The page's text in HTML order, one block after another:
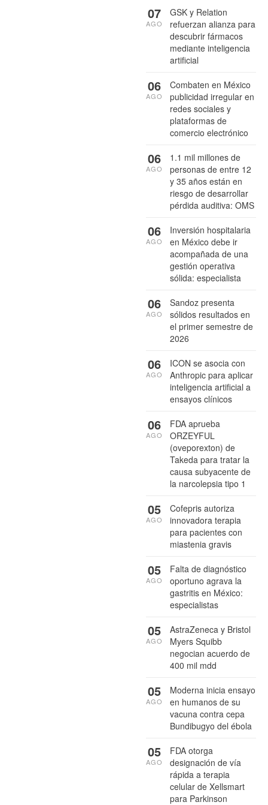
GSK y Relation
refuerzan alianza para
descubrir fármacos
mediante inteligencia
artificial
07
AGO
Combaten en México
publicidad irregular en
redes sociales y
plataformas de
comercio electrónico
06
AGO
1.1 mil millones de
personas de entre 12
y 35 años están en
riesgo de desarrollar
pérdida auditiva: OMS
06
AGO
Inversión hospitalaria
en México debe ir
acompañada de una
gestión operativa
sólida: especialista
06
AGO
Sandoz presenta
sólidos resultados en
el primer semestre de
2026
06
AGO
ICON se asocia con
Anthropic para aplicar
inteligencia artificial a
ensayos clínicos
06
AGO
FDA aprueba
ORZEYFUL
(oveporexton) de
Takeda para tratar la
causa subyacente de
la narcolepsia tipo 1
06
AGO
Cofepris autoriza
innovadora terapia
para pacientes con
miastenia gravis
05
AGO
Falta de diagnóstico
oportuno agrava la
gastritis en México:
especialistas
05
AGO
AstraZeneca y Bristol
Myers Squibb
negocian acuerdo de
400 mil mdd
05
AGO
Moderna inicia ensayo
en humanos de su
vacuna contra cepa
Bundibugyo del ébola
05
AGO
FDA otorga
designación de vía
rápida a terapia
celular de Xellsmart
para Parkinson
05
AGO